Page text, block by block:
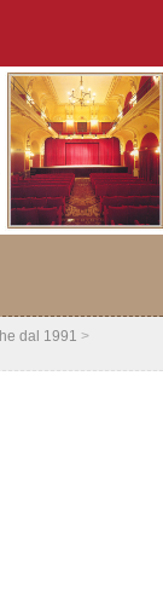
dal 1991 >